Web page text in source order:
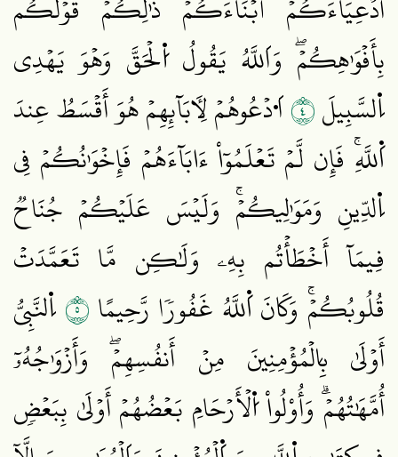
بِأَفۡوَٰهِكُمۡۖ وَاَللَّهُ يَقُولُ اُ۬لۡحَقَّ وَهۡوَ يَهۡدِي
اِ۬لسَّبِيلَ٤اَ۟دۡعُوهُمۡ لِأٓبَآئِهِمۡ هُوَ أَقۡسَطُ عِندَ
اَ۬للَّهِۚ فَإِن لَّمۡ تَعۡلَمُوٓاْ ءَابَآءَهُمۡ فَإِخۡوَٰنُكُمۡ فِي
اِ۬لدِّينِ وَمَوَٰلِيكُمۡۚ وَلَيۡسَ عَلَيۡكُمۡ جُنَاحٞ
فِيمَآ أَخۡطَأۡتُم بِهِۦ وَلَٰكِن مَّا تَعَمَّدَتۡ
قُلُوبُكُمۡۚ وَكَانَ اَ۬للَّهُ غَفُورٗا رَّحِيمًا٥اِ۬لنَّبِيُّ
أَوۡلَىٰ بِالۡمُؤۡمِنِينَ مِنۡ أَنفُسِهِمۡۖ وَأَزۡوَٰجُهُۥٓ
أُمَّهَٰتُهُمۡۗ وَأُوْلُواْ اُ۬لۡأَرۡحَامِ بَعۡضُهُمۡ أَوۡلَىٰ بِبَعۡضٖ